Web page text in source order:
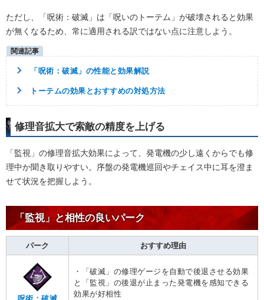
ただし、「呪術：破滅」は「呪いのトーテム」が破壊されると効果
が無くなるため、常に適用される訳ではない点に注意しよう。
「呪術：破滅」の性能と効果解説
トーテムの効果とおすすめの対処方法
修理音拡大で索敵の精度を上げる
「監視」の修理音拡大効果によって、発電機の少し遠くからでも修
理中か聞き取りやすい。序盤の発電機巡回やチェイス中に耳を澄ま
せて状況を把握しよう。
「監視」と相性の良いパーク
パーク おすすめ理由
・「破滅」の修理ゲージを自動で後退させる効果
と「監視」の後退が止まった発電機を感知できる
効果が好相性